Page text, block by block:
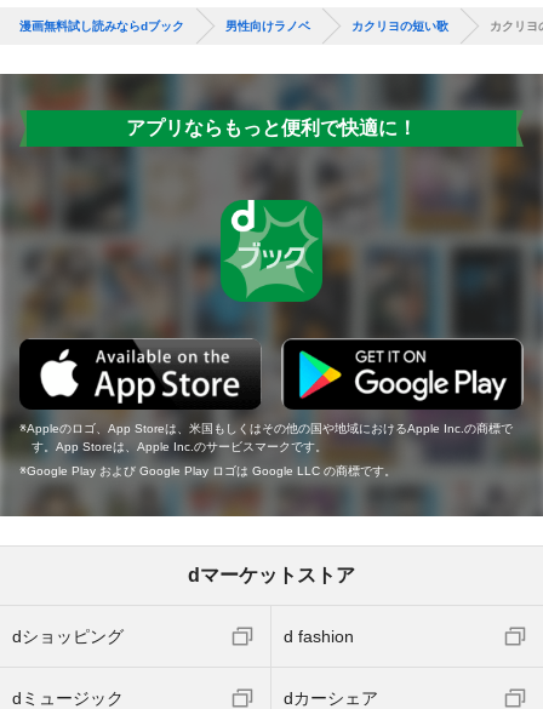
漫画無料試し読みならdブック 男性向けラノベ カクリヨの短い歌 カクリヨ
アプリならもっと便利で快適に！
Appleのロゴ、App Storeは、米国もしくはその他の国や地域におけるApple Inc.の商標で
す。App Storeは、Apple Inc.のサービスマークです。
Google Play および Google Play ロゴは Google LLC の商標です。
dマーケットストア
dショッピング d fashion
dミュージック dカーシェア